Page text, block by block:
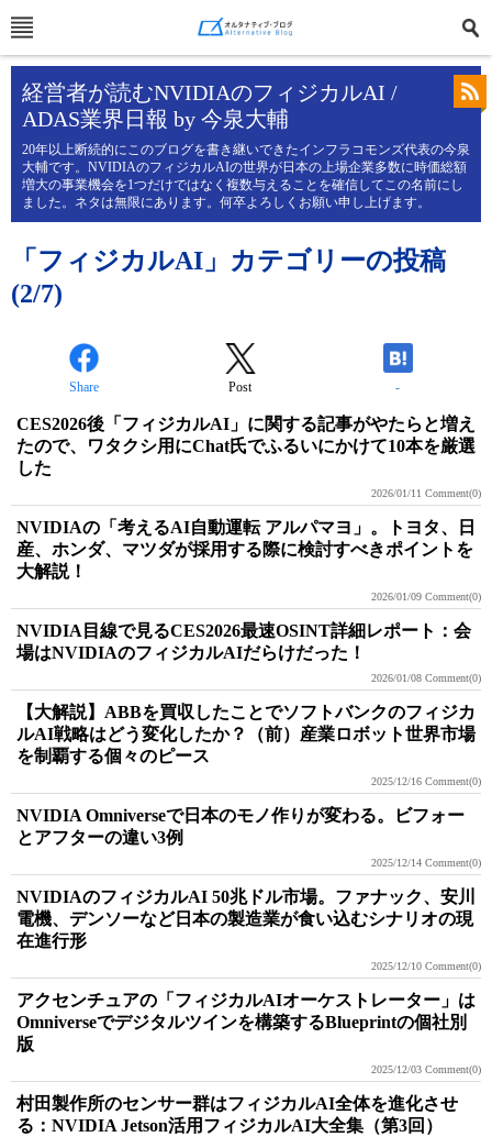
経営者が読むNVIDIAのフィジカルAI /
ADAS業界日報 by 今泉大輔
20年以上断続的にこのブログを書き継いできたインフラコモンズ代表の今泉
大輔です。NVIDIAのフィジカルAIの世界が日本の上場企業多数に時価総額
増大の事業機会を1つだけではなく複数与えることを確信してこの名前にし
ました。ネタは無限にあります。何卒よろしくお願い申し上げます。
「フィジカルAI」カテゴリーの投稿
(2/7)
Share Post -
CES2026後「フィジカルAI」に関する記事がやたらと増え
たので、ワタクシ用にChat氏でふるいにかけて10本を厳選
した
2026/01/11 Comment(0)
NVIDIAの「考えるAI自動運転 アルパマヨ」。トヨタ、日
産、ホンダ、マツダが採用する際に検討すべきポイントを
大解説！
2026/01/09 Comment(0)
NVIDIA目線で見るCES2026最速OSINT詳細レポート：会
場はNVIDIAのフィジカルAIだらけだった！
2026/01/08 Comment(0)
【大解説】ABBを買収したことでソフトバンクのフィジカ
ルAI戦略はどう変化したか？（前）産業ロボット世界市場
を制覇する個々のピース
2025/12/16 Comment(0)
NVIDIA Omniverseで日本のモノ作りが変わる。ビフォー
とアフターの違い3例
2025/12/14 Comment(0)
NVIDIAのフィジカルAI 50兆ドル市場。ファナック、安川
電機、デンソーなど日本の製造業が食い込むシナリオの現
在進行形
2025/12/10 Comment(0)
アクセンチュアの「フィジカルAIオーケストレーター」は
Omniverseでデジタルツインを構築するBlueprintの個社別
版
2025/12/03 Comment(0)
村田製作所のセンサー群はフィジカルAI全体を進化させ
る：NVIDIA Jetson活用フィジカルAI大全集（第3回）